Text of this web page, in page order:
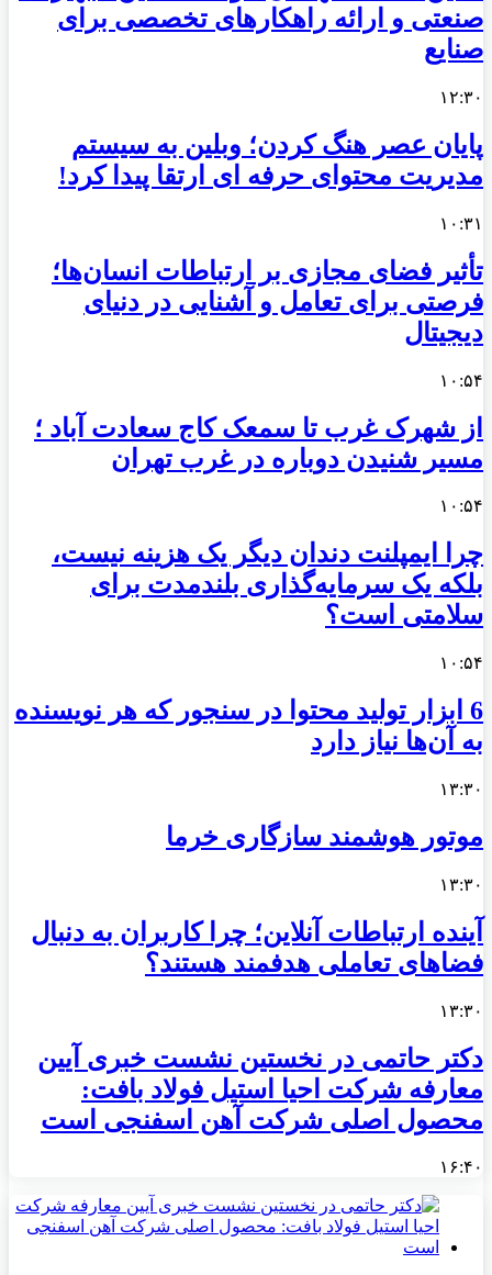
صنعتی و ارائه راهکارهای تخصصی برای
صنایع
۱۲:۳۰
پایان عصر هنگ کردن؛ وبلین به سیستم
مدیریت محتوای حرفه ای ارتقا پیدا کرد!
۱۰:۳۱
تأثیر فضای مجازی بر ارتباطات انسان‌ها؛
فرصتی برای تعامل و آشنایی در دنیای
دیجیتال
۱۰:۵۴
از شهرک غرب تا سمعک کاج سعادت آباد ؛
مسیر شنیدن دوباره در غرب تهران
۱۰:۵۴
چرا ایمپلنت دندان دیگر یک هزینه نیست،
بلکه یک سرمایه‌گذاری بلندمدت برای
سلامتی است؟
۱۰:۵۴
6 ابزار تولید محتوا در سنجور که هر نویسنده
به آن‌ها نیاز دارد
۱۳:۳۰
موتور هوشمند سازگاری خرما
۱۳:۳۰
آینده ارتباطات آنلاین؛ چرا کاربران به دنبال
فضاهای تعاملی هدفمند هستند؟
۱۳:۳۰
دکتر حاتمی در نخستین نشست خبری آیین
معارفه شرکت احیا استیل فولاد بافت:
محصول اصلی شرکت آهن اسفنجی است
۱۶:۴۰